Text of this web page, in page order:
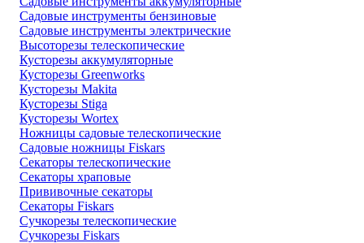
Садовые инструменты бензиновые
Садовые инструменты электрические
Высоторезы телескопические
Кусторезы аккумуляторные
Кусторезы Greenworks
Кусторезы Makita
Кусторезы Stiga
Кусторезы Wortex
Ножницы садовые телескопические
Садовые ножницы Fiskars
Секаторы телескопические
Секаторы храповые
Прививочные секаторы
Секаторы Fiskars
Сучкорезы телескопические
Сучкорезы Fiskars